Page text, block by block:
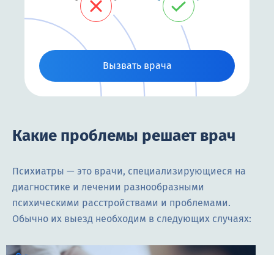
Вызвать врача
Какие проблемы решает врач
Психиатры — это врачи, специализирующиеся на
диагностике и лечении разнообразными
психическими расстройствами и проблемами.
Обычно их выезд необходим в следующих случаях: